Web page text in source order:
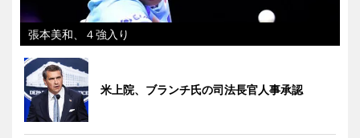
張本美和、４強入り
米上院、ブランチ氏の司法長官人事承認